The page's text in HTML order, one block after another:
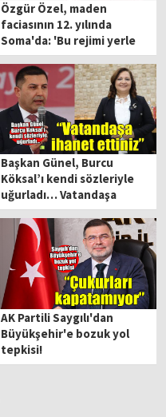
Özgür Özel, maden
faciasının 12. yılında
Soma'da: 'Bu rejimi yerle
bir edeceğiz'
Başkan Günel, Burcu
Köksal’ı kendi sözleriyle
uğurladı… Vatandaşa
ihanet ettiniz
AK Partili Saygılı'dan
Büyükşehir'e bozuk yol
tepkisi!